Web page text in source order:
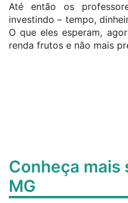
Até então os
investindo – tempo,
O que eles esperam,
renda frutos e não mais
Conheça mais
MG